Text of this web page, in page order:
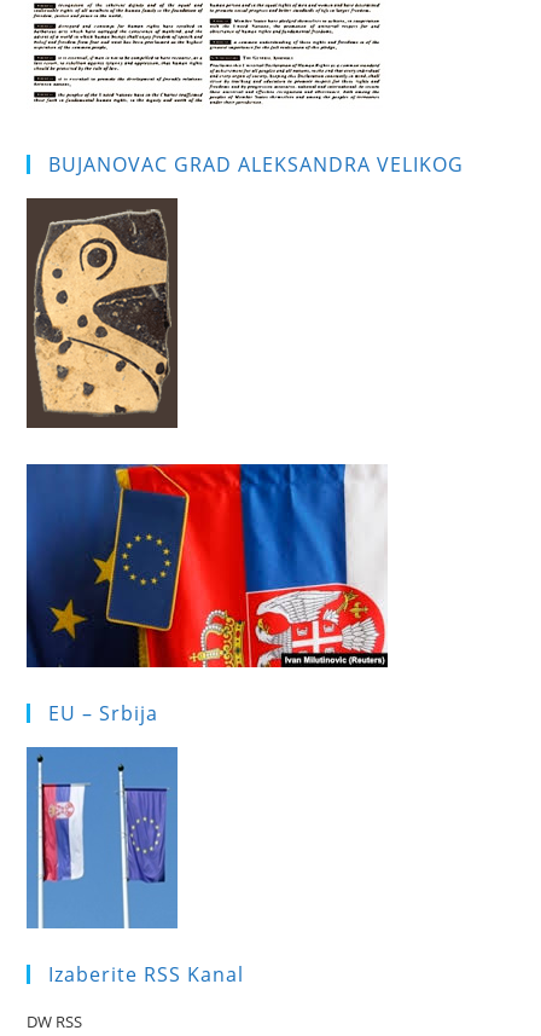
BUJANOVAC GRAD ALEKSANDRA VELIKOG
EU – Srbija
Izaberite RSS Kanal
DW RSS